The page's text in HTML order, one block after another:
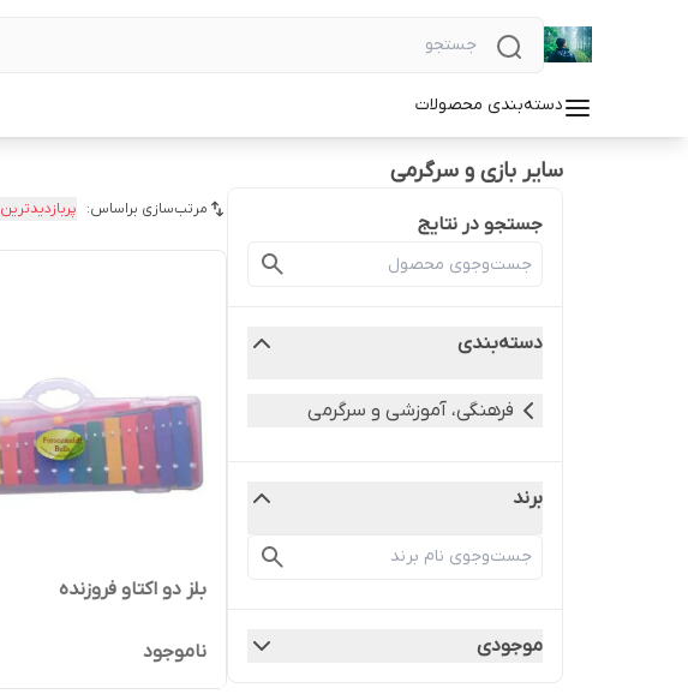
دسته‌بندی محصولات
سایر بازی و سرگرمی
جستجو در نتایج
دسته‌بندی
فرهنگی، آموزشی و سرگرمی
برند
موجودی
مرتب‌سازی براساس: پربازدیدترین
بلز دو اکتاو فروزنده
ناموجود